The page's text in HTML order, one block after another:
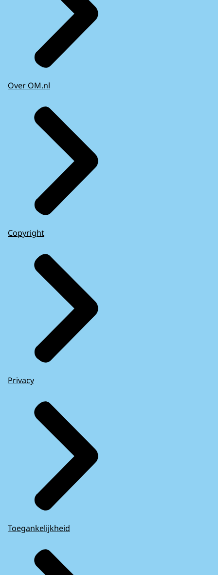
Over OM.nl
Copyright
Privacy
Toegankelijkheid